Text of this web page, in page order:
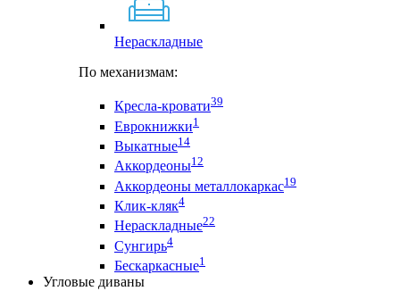
Нераскладные
По механизмам:
Кресла-кровати39
Еврокнижки1
Выкатные14
Аккордеоны12
Аккордеоны металлокаркас19
Клик-кляк4
Нераскладные22
Сунгирь4
Бескаркасные1
Угловые диваны